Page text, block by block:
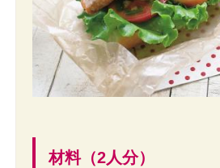
材料（2人分）